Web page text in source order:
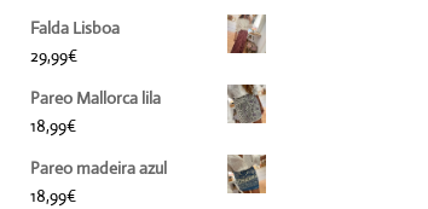
Falda Lisboa
29,99€
Pareo Mallorca lila
18,99€
Pareo madeira azul
18,99€